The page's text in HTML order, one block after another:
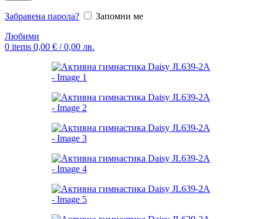
Забравена парола?
Запомни ме
Любими
0 items 0,00 € / 0,00 лв.